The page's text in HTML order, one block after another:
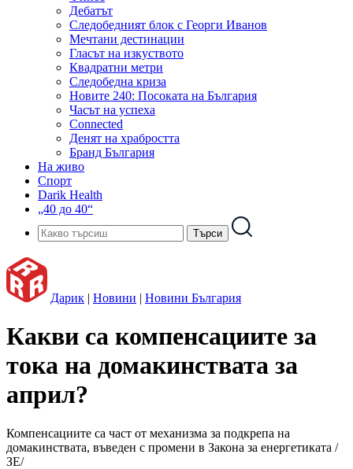
Дебатът
Следобедният блок с Георги Иванов
Мечтани дестинации
Гласът на изкуството
Квадратни метри
Следобедна криза
Новите 240: Посоката на България
Часът на успеха
Connected
Денят на храбростта
Бранд България
На живо
Спорт
Darik Health
„40 до 40“
Дарик | Новини | Новини България
Какви са компенсациите за
тока на домакинствата за
април?
Компенсациите са част от механизма за подкрепа на
домакинствата, въведен с промени в Закона за енергетиката /
ЗЕ/